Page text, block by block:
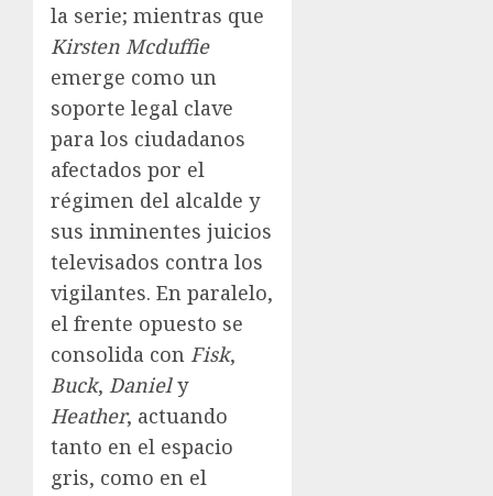
la serie; mientras que
Kirsten Mcduffie
emerge como un
soporte legal clave
para los ciudadanos
afectados por el
régimen del alcalde y
sus inminentes juicios
televisados contra los
vigilantes. En paralelo,
el frente opuesto se
consolida con Fisk,
Buck, Daniely
Heather, actuando
tanto en el espacio
gris, como en el